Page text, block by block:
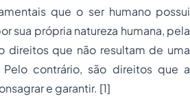
que o ser humano possui
sua própria natureza humana, pela
direitos que não resultam de uma
contrário, são direitos que a
e garantir. [1]